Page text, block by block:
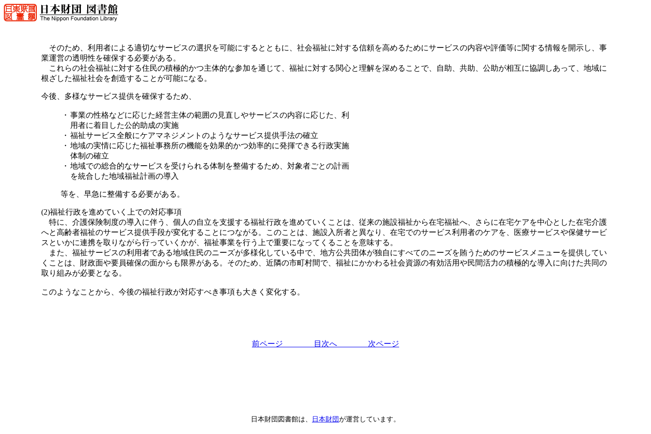
そのため、利用者による適切なサービスの選択を可能にするとともに、社会福祉に対する信頼を高めるためにサービスの内容や評価等に関する情報を開示し、事
業運営の透明性を確保する必要がある。
これらの社会福祉に対する住民の積極的かつ主体的な参加を通じて、福祉に対する関心と理解を深めることで、自助、共助、公助が相互に協調しあって、地域に
根ざした福祉社会を創造することが可能になる。
今後、多様なサービス提供を確保するため、
・ 事業の性格などに応じた経営主体の範囲の見直しやサービスの内容に応じた、利
用者に着目した公的助成の実施
・ 福祉サービス全般にケアマネジメントのようなサービス提供手法の確立
・ 地域の実情に応じた福祉事務所の機能を効果的かつ効率的に発揮できる行政実施
体制の確立
・ 地域での総合的なサービスを受けられる体制を整備するため、対象者ごとの計画
を統合した地域福祉計画の導入
等を、早急に整備する必要がある。
(2)福祉行政を進めていく上での対応事項
特に、介護保険制度の導入に伴う、個人の自立を支援する福祉行政を進めていくことは、従来の施設福祉から在宅福祉へ、さらに在宅ケアを中心とした在宅介護
へと高齢者福祉のサービス提供手段が変化することにつながる。このことは、施設入所者と異なり、在宅でのサービス利用者のケアを、医療サービスや保健サービ
スといかに連携を取りながら行っていくかが、福祉事業を行う上で重要になってくることを意味する。
また、福祉サービスの利用者である地域住民のニーズが多様化している中で、地方公共団体が独自にすべてのニーズを賄うためのサービスメニューを提供してい
くことは、財政面や要員確保の面からも限界がある。そのため、近隣の市町村間で、福祉にかかわる社会資源の有効活用や民間活力の積極的な導入に向けた共同の
取り組みが必要となる。
このようなことから、今後の福祉行政が対応すべき事項も大きく変化する。
前ページ 目次へ 次ページ
日本財団図書館は、 日本財団が運営しています。